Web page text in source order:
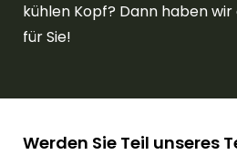
kühlen Kopf? Dann haben
für Sie!
Werden Sie Teil unseres